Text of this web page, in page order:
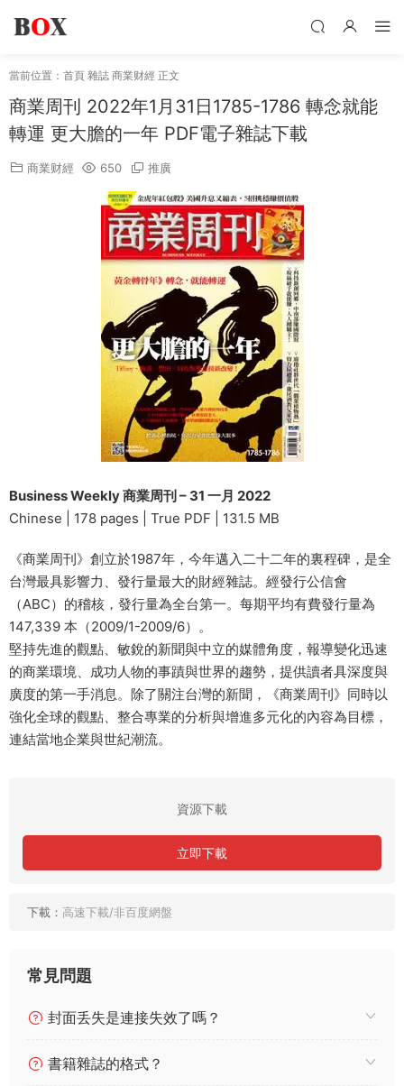
當前位置： 首頁 雜誌 商業财經 正文
商業周刊 2022年1月31日1785-1786 轉念就能
轉運 更大膽的一年 PDF電子雜誌下載
商業财經 650 推廣
Business Weekly 商業周刊 – 31 一月 2022
Chinese | 178 pages | True PDF | 131.5 MB
《商業周刊》創立於1987年，今年邁入二十二年的裏程碑，是全
台灣最具影響力、發行量最大的財經雜誌。經發行公信會
（ABC）的稽核，發行量為全台第一。每期平均有費發行量為
147,339 本（2009/1-2009/6）。
堅持先進的觀點、敏銳的新聞與中立的媒體角度，報導變化迅速
的商業環境、成功人物的事蹟與世界的趨勢，提供讀者具深度與
廣度的第一手消息。除了關注台灣的新聞，《商業周刊》同時以
強化全球的觀點、整合專業的分析與增進多元化的內容為目標，
連結當地企業與世紀潮流。
資源下載
立即下載
下載： 高速下載/非百度網盤
常見問題
封面丢失是連接失效了嗎？
書籍雜誌的格式？